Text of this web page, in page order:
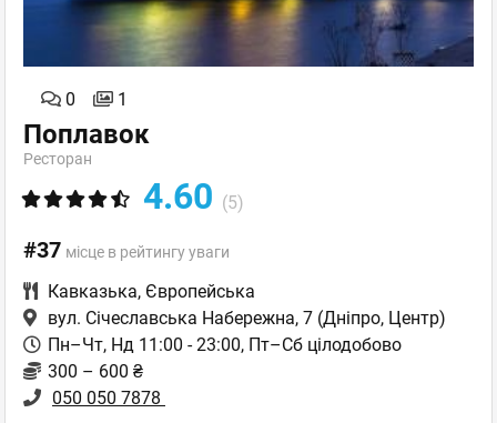
0 1
Поплавок
Ресторан
4.60 (5)
#37 місце в рейтингу уваги
Кавказька, Європейська
вул. Січеславська Набережна, 7 (Дніпро, Центр)
Пн–Чт, Нд 11:00 - 23:00, Пт–Сб цілодобово
300 – 600 ₴
050 050 7878